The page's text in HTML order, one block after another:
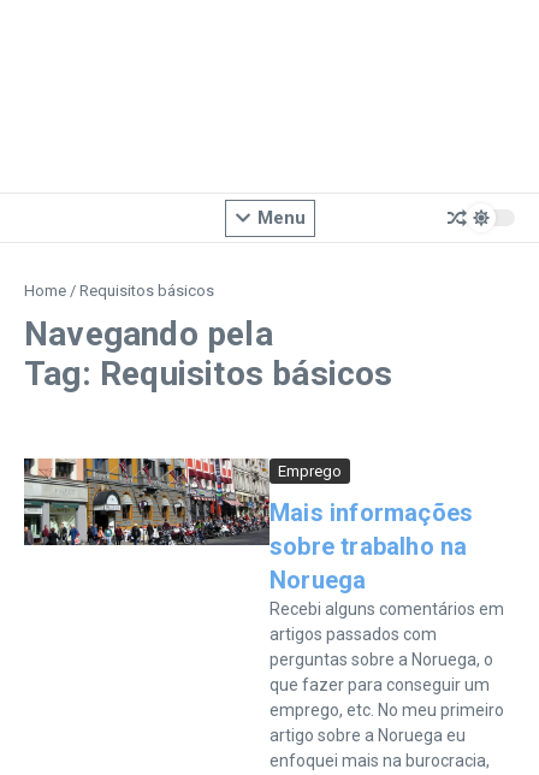
Menu
Home / Requisitos básicos
Navegando pela
Tag: Requisitos básicos
Emprego
Mais informações
sobre trabalho na
Noruega
Recebi alguns comentários em
artigos passados com
perguntas sobre a Noruega, o
que fazer para conseguir um
emprego, etc. No meu primeiro
artigo sobre a Noruega eu
enfoquei mais na burocracia,